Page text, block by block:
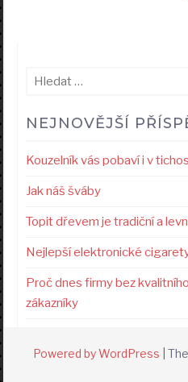
Vyhledávání
NEJNOVĚJŠÍ
Kouzelník vás pobaví i v
Jak náš šváby
Topit dřevem je tradiční a
Nejlepší elektronické
Proč dnes firmy bez
zákazníky
Powered by WordPress